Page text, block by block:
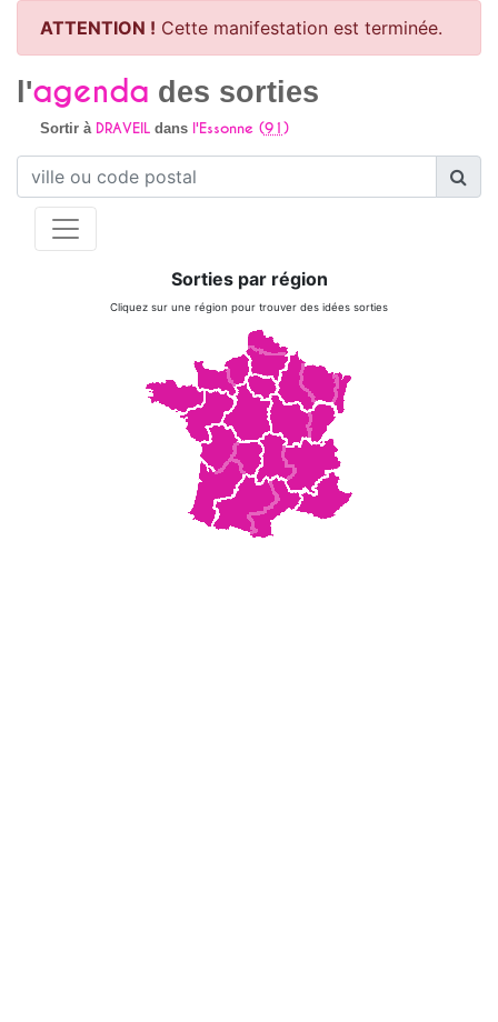
ATTENTION ! Cette manifestation est terminée.
l'agenda des sorties
Sortir à DRAVEILdans l'Essonne (91)
Sorties par région
Cliquez sur une région pour trouver des idées sorties